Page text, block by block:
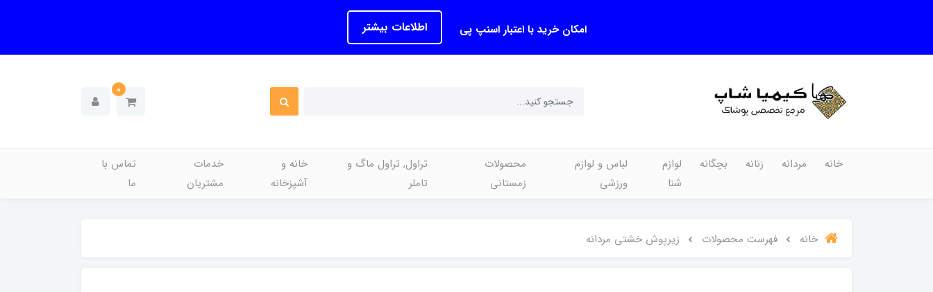
امکان خرید با اعتبار اسنپ پی اطلاعات بیشتر
0
خانه مردانه زنانه بچگانه
لوازم
شنا
لباس و لوازم
ورزشی
محصولات
زمستانی
تراول, تراول ماگ و
تاملر
خانه و
آشپزخانه
خدمات
مشتریان
تماس با
ما
خانه فهرست محصولات زیرپوش خشتی مردانه